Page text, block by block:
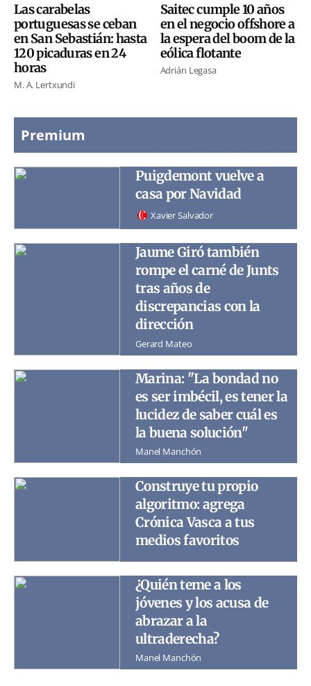
Las carabelas
portuguesas se ceban
en San Sebastián: hasta
120 picaduras en 24
horas
M. A. Lertxundi
Saitec cumple 10 años
en el negocio offshore a
la espera del boom de la
eólica flotante
Adrián Legasa
Premium
Puigdemont vuelve a
casa por Navidad
Xavier Salvador
Jaume Giró también
rompe el carné de Junts
tras años de
discrepancias con la
dirección
Gerard Mateo
Marina: "La bondad no
es ser imbécil, es tener la
lucidez de saber cuál es
la buena solución"
Manel Manchón
Construye tu propio
algoritmo: agrega
Crónica Vasca a tus
medios favoritos
¿Quién teme a los
jóvenes y los acusa de
abrazar a la
ultraderecha?
Manel Manchón